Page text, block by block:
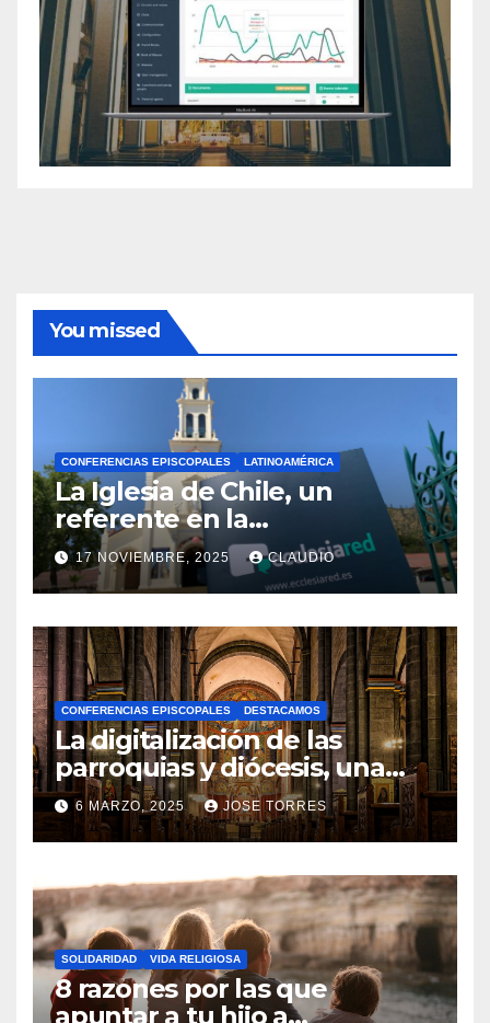
You missed
CONFERENCIAS EPISCOPALES LATINOAMÉRICA
La Iglesia de Chile, un
referente en la
transformación digital
gracias a Ecclesiared
17 NOVIEMBRE, 2025 CLAUDIO
H
A
Y
C
O
M
N
T
A
R
I
CONFERENCIAS EPISCOPALES DESTACAMOS
La digitalización de las
parroquias y diócesis, una
realidad ya para el futuro de
la Iglesia
6 MARZO, 2025 JOSE TORRES
N
H
A
Y
SOLIDARIDAD VIDA RELIGIOSA
8 razones por las que
apuntar a tu hijo a